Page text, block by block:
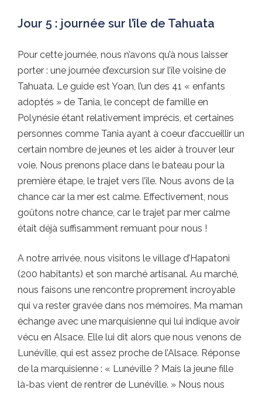
Jour 5 : journée sur l’île de Tahuata
Pour cette journée, nous n’avons qu’à nous laisser
porter : une journée d’excursion sur l’île voisine de
Tahuata. Le guide est Yoan, l’un des 41 « enfants
adoptés » de Tania, le concept de famille en
Polynésie étant relativement imprécis, et certaines
personnes comme Tania ayant à coeur d’accueillir un
certain nombre de jeunes et les aider à trouver leur
voie. Nous prenons place dans le bateau pour la
première étape, le trajet vers l’île. Nous avons de la
chance car la mer est calme. Effectivement, nous
goûtons notre chance, car le trajet par mer calme
était déjà suffisamment remuant pour nous !
A notre arrivée, nous visitons le village d’Hapatoni
(200 habitants) et son marché artisanal. Au marché,
nous faisons une rencontre proprement incroyable
qui va rester gravée dans nos mémoires. Ma maman
échange avec une marquisienne qui lui indique avoir
vécu en Alsace. Elle lui dit alors que nous venons de
Lunéville, qui est assez proche de l’Alsace. Réponse
de la marquisienne : « Lunéville ? Mais la jeune fille
là-bas vient de rentrer de Lunéville. » Nous nous